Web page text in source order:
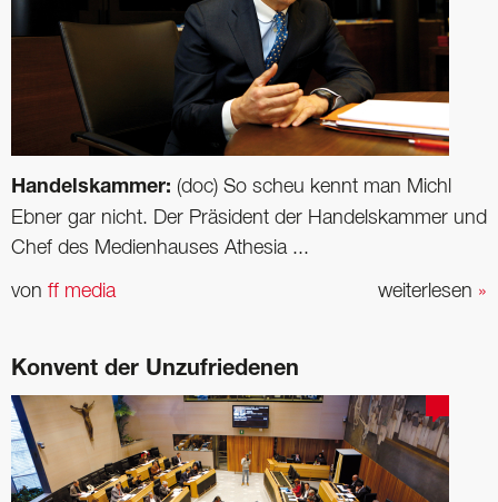
Handelskammer: (doc) So scheu kennt man Michl
Ebner gar nicht. Der Präsident der Handelskammer und
Chef des Medienhauses Athesia ...
weiterlesen »
von ff media
Konvent der Unzufriedenen